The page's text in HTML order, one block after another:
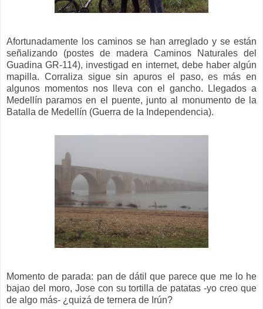
Afortunadamente los caminos se han arreglado y se están
señalizando (postes de madera Caminos Naturales del
Guadina GR-114), investigad en internet, debe haber algún
mapilla. Corraliza sigue sin apuros el paso, es más en
algunos momentos nos lleva con el gancho. Llegados a
Medellín paramos en el puente, junto al monumento de la
Batalla de Medellín (Guerra de la Independencia).
Momento de parada: pan de dátil que parece que me lo he
bajao del moro, Jose con su tortilla de patatas -yo creo que
de algo más- ¿quizá de ternera de Irún?